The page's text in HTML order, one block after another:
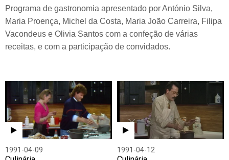
Programa de gastronomia apresentado por António Silva,
Maria Proença, Michel da Costa, Maria João Carreira, Filipa
Vacondeus e Olivia Santos com a confeção de várias
receitas, e com a participação de convidados.
1991-04-09 1991-04-12